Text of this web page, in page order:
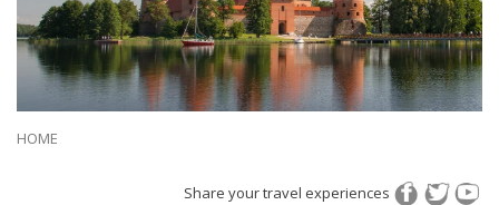
HOME
Share your travel experiences